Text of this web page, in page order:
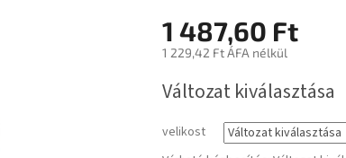
1 487,60 Ft
1 229,42 Ft ÁFA nélkül
Változat kiválasztása
velikost